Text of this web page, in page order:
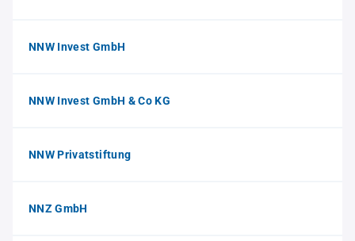
NNW Invest GmbH
NNW Invest GmbH & Co KG
NNW Privatstiftung
NNZ GmbH